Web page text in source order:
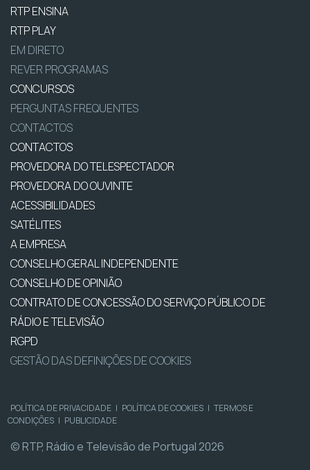
RTP ENSINA
RTP PLAY
EM DIRETO
REVER PROGRAMAS
CONCURSOS
PERGUNTAS FREQUENTES
CONTACTOS
CONTACTOS
PROVEDORA DO TELESPECTADOR
PROVEDORA DO OUVINTE
ACESSIBILIDADES
SATÉLITES
A EMPRESA
CONSELHO GERAL INDEPENDENTE
CONSELHO DE OPINIÃO
CONTRATO DE CONCESSÃO DO SERVIÇO PÚBLICO DE
RÁDIO E TELEVISÃO
RGPD
GESTÃO DAS DEFINIÇÕES DE COOKIES
POLÍTICA DE PRIVACIDADE | POLÍTICA DE COOKIES | TERMOS E
CONDIÇÕES | PUBLICIDADE
© RTP, Rádio e Televisão de Portugal 2026